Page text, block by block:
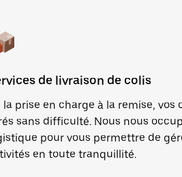
de livraison de colis
la prise en charge à la remise, vos
sans difficulté. Nous nous
pour vous permettre de
en toute tranquillité.